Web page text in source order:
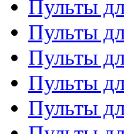
Пульты
Пульты
Пульты
Пульты
Пульты